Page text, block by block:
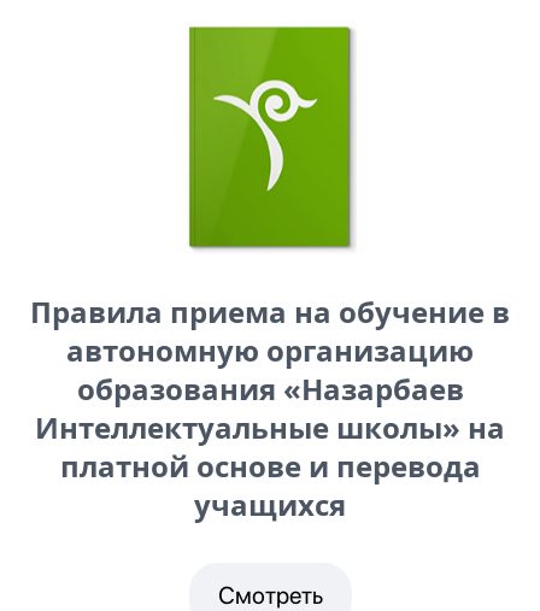
Правила приема на обучение в
автономную организацию
образования «Назарбаев
Интеллектуальные школы» на
платной основе и перевода
учащихся
Смотреть